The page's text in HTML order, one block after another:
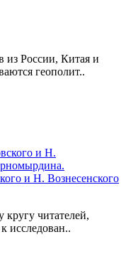
из России, Китая и
геополит..
и Н. Вознесенского
читателей,
исследован..